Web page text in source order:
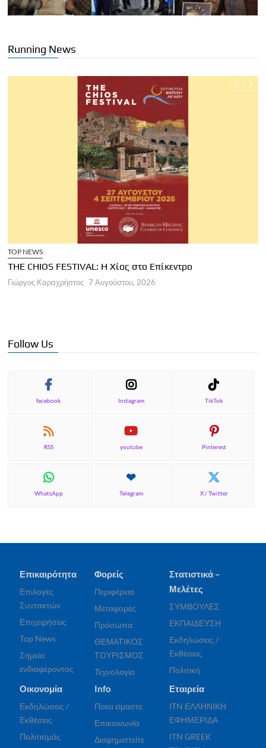
Running News
TOP NEWS
THE CHIOS FESTIVAL: Η Χίος στο Επίκεντρο
Γιώργος Καραχρήστος 7 Αυγούστου, 2026
Follow Us
facebook Instagram TikTok
RSS youtube Pinterest
WhatsApp Telegram X / Twitter
Επικαιρότητα
Επιλογές
Συντακτών
Επιχειρήσεις
Top News
Σημεία
ενδιαφέροντος
Φορείς
Περιφέρεια
Μεταφορές
Πρόσωπα
ΘΕΜΑΤΙΚΟΣ
ΤΟΥΡΙΣΜΟΣ
Τεχνολογία
Στατιστικά –
Μελέτες
ΣΥΜΒΟΥΛΕΣ
ΕΚΠΑΙΔΕΥΣΗ
Εκδηλώσεις /
Εκθέσεις
Πολιτική
Οικονομία
Εκδηλώσεις /
Εκθέσεις
Πολιτισμός
Info
Ποιοι είμαστε
Επικοινωνία
Διαφημιστείτε
Εταιρεία
ITN ΕΛΛΗΝΙΚΗ
ΕΦΗΜΕΡΙΔΑ
ITN GREEK